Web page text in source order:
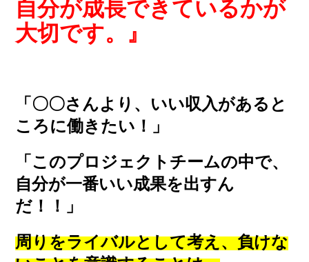
自分が成長できているかが
大切です。』
「〇〇さんより、いい収入があると
ころに働きたい！」
「このプロジェクトチームの中で、
自分が一番いい成果を出すん
だ！！」
周りをライバルとして考え、負けな